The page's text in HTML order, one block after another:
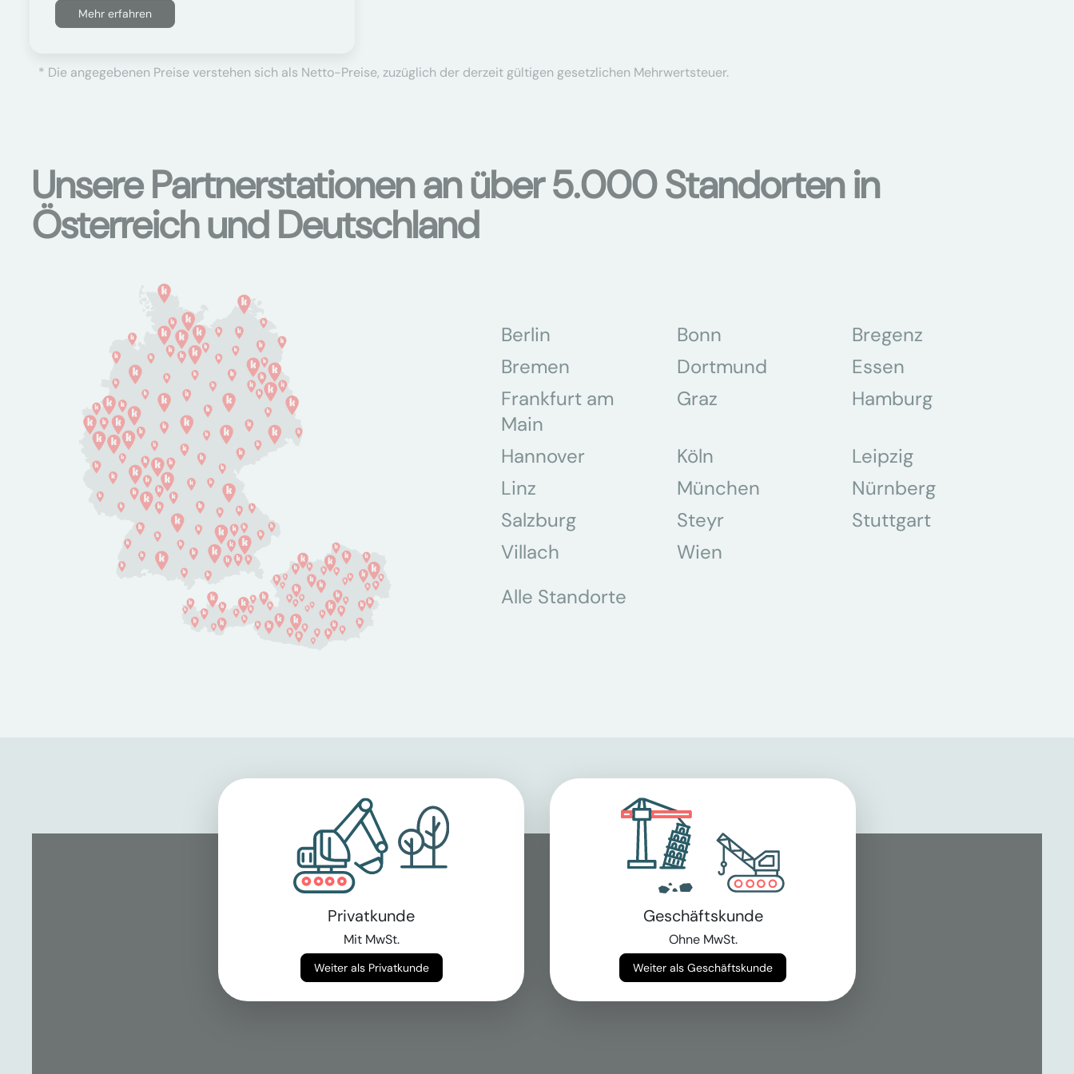
Mehr erfahren
* Die angegebenen Preise verstehen sich als Netto-Preise, zuzüglich der derzeit gültigen gesetzlichen Mehrwertsteuer.
Unsere Partnerstationen an über 5.000 Standorten in
Österreich und Deutschland
Berlin Bonn
Bregenz
Bremen
Dortmund
Essen
Frankfurt am
Main
Graz Hamburg
Hannover Köln
Leipzig
Linz
München
Nürnberg
Salzburg
Steyr
Stuttgart
Villach
Wien
Alle Standorte
Privatkunde
Mit MwSt.
Weiter als Privatkunde
Geschäftskunde
Ohne MwSt.
Weiter als Geschäftskunde